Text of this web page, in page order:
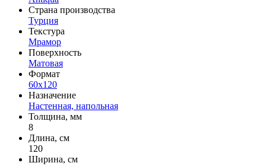
Страна производства
Турция
Текстура
Мрамор
Поверхность
Матовая
Формат
60x120
Назначение
Настенная, напольная
Толщина, мм
8
Длина, см
120
Ширина, см